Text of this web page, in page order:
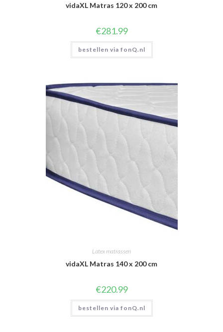
vidaXL Matras 120 x 200 cm
€281.99
bestellen via fonQ.nl
Latex matrassen
vidaXL Matras 140 x 200 cm
€220.99
bestellen via fonQ.nl